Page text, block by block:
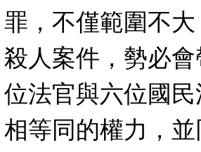
罪，不僅範圍不
殺人案件，勢必
位法官與六位國
相等同的權力，